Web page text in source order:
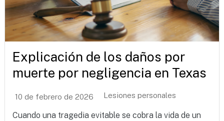
Explicación de los daños por
muerte por negligencia en Texas
10 de febrero de 2026 Lesiones personales
Cuando una tragedia evitable se cobra la vida de un